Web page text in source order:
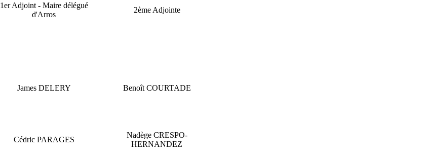
1er Adjoint - Maire délégué
d'Arros
2ème Adjointe
James DELERY Benoît COURTADE
Cédric PARAGES
Nadège CRESPO-
HERNANDEZ